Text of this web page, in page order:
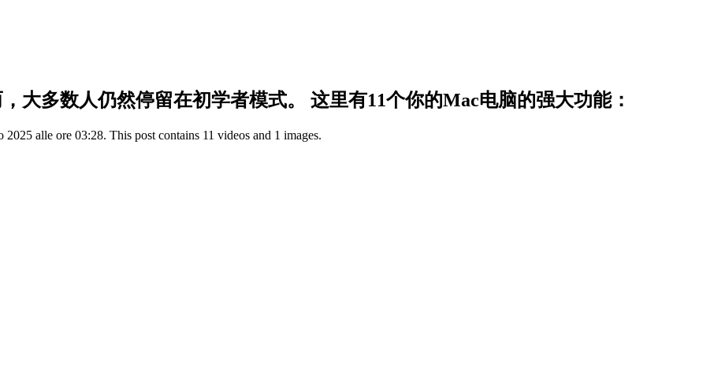
大多数人仍然停留在初学者模式。 这里有11个你的Mac电脑的强大功能：
alle ore 03:28. This post contains 11 videos and 1 images.